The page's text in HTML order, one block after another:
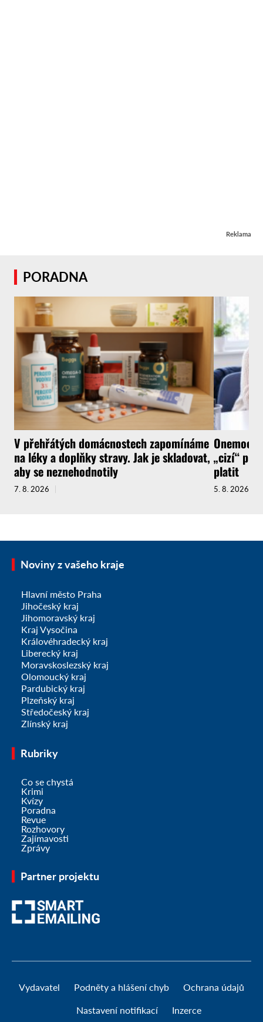
Reklama
PORADNA
V přehřátých domácnostech zapomínáme
na léky a doplňky stravy. Jak je skladovat,
aby se neznehodnotily
7. 8. 2026
„cizí“
platit
5. 8. 2026
Noviny z vašeho kraje
Hlavní město Praha
Jihočeský kraj
Jihomoravský kraj
Kraj Vysočina
Královéhradecký kraj
Liberecký kraj
Moravskoslezský kraj
Olomoucký kraj
Pardubický kraj
Plzeňský kraj
Středočeský kraj
Zlínský kraj
Rubriky
Co se chystá
Krimi
Kvízy
Poradna
Revue
Rozhovory
Zajímavosti
Zprávy
Partner projektu
Vydavatel Podněty a hlášení chyb Ochrana údajů
Nastavení notifikací Inzerce